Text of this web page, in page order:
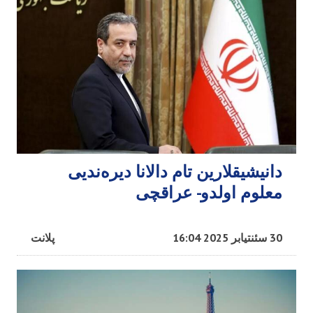
دانیشیقلارین تام دالانا دیره‌ندیی
معلوم اولدو- عراقچی
پلانت 30 سئنتیابر 2025 16:04